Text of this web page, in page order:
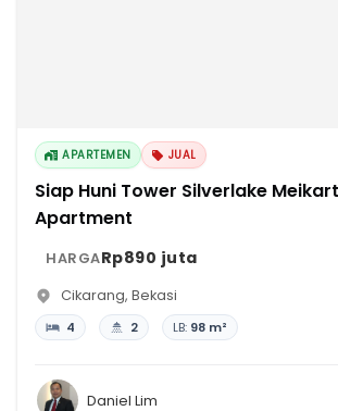
APARTEMEN JUAL
Siap Huni Tower Silverlake
Apartment
HARGARp890 juta
Cikarang, Bekasi
4 2 LB: 98 m²
Daniel Lim